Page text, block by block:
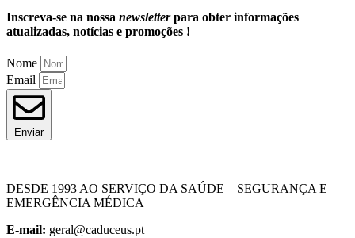
Inscreva-se na nossa newsletterpara obter informações
atualizadas, notícias e promoções !
Nome
Email
Enviar
DESDE 1993 AO SERVIÇO DA SAÚDE – SEGURANÇA E
EMERGÊNCIA MÉDICA
E-mail: geral@caduceus.pt